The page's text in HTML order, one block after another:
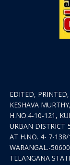
EDITED,
KESHAVA
H.NO.4-10-121,
URBAN
AT H.NO. 4- 7-
WARANGAL.-
TELANGANA